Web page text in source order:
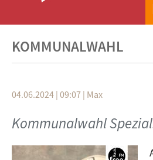
KOMMUNALWAHL
04.06.2024 | 09:07 | Max
Kommunalwahl